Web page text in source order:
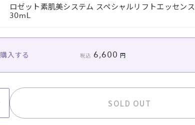
ロゼット素肌美システム スペシャルリフトエッセンス
30mL
購入する 税込 6,600
SOLD OUT